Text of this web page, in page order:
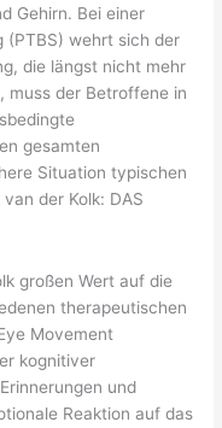
Gehirn. Bei einer
(PTBS) wehrt sich der
die längst nicht mehr
muss der Betroffene in
gesamten
Situation typischen
der Kolk: DAS
großen Wert auf die
therapeutischen
Movement
kognitiver
und
Reaktion auf das